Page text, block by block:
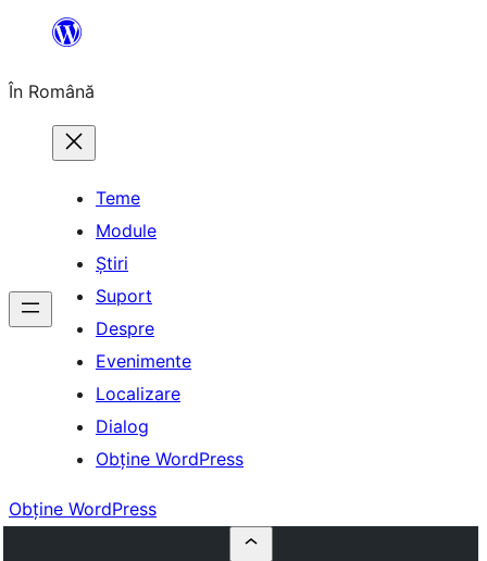
conținut
În Română
Teme
Module
Știri
Suport
Despre
Evenimente
Localizare
Dialog
Obține WordPress
Obține WordPress